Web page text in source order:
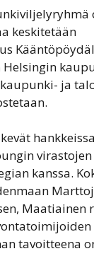
keskitetään
ja
virastojen
kanssa.
Maatiainen
tavoitteena